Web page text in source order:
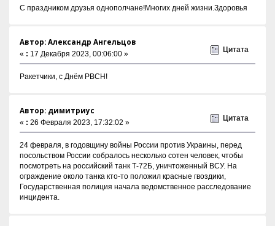
С праздником друзья однополчане!Многих дней жизни.Здоровья
Автор: Александр Ангельцов
« : 17 Декабря 2023, 00:06:00 »
Цитата
Ракетчики, с Днём РВСН!
Автор: димитриус
« : 26 Февраля 2023, 17:32:02 »
Цитата
24 февраля, в годовщину войны России против Украины, перед
посольством России собралось несколько сотен человек, чтобы
посмотреть на российский танк Т-72Б, уничтоженный ВСУ. На
ограждениe около танка кто-то положил красные гвоздики,
Государственная полиция начала ведомственное расследование
инцидента.